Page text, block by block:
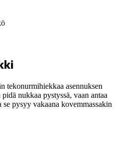
tekonurmihiekkaa asennuksen
nukkaa pystyssä, vaan antaa
pysyy vakaana kovemmassakin